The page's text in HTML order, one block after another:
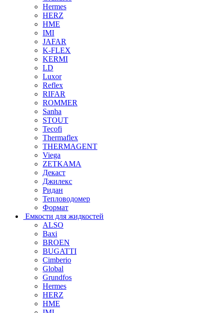
Hermes
HERZ
HME
IMI
JAFAR
K-FLEX
KERMI
LD
Luxor
Reflex
RIFAR
ROMMER
Sanha
STOUT
Tecofi
Thermaflex
THERMAGENT
Viega
ZETKAMA
Декаст
Джилекс
Ридан
Тепловодомер
Формат
Емкости для жидкостей
ALSO
Baxi
BROEN
BUGATTI
Cimberio
Global
Grundfos
Hermes
HERZ
HME